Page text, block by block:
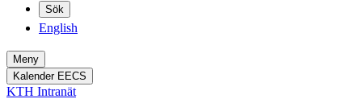
Sök
English
Meny
Kalender EECS
KTH Intranät